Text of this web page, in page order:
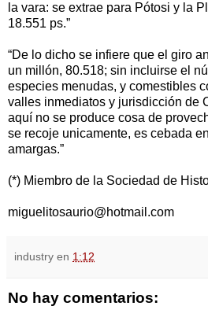
la vara: se extrae para Pótosi y la
18.551 ps.”
“De lo dicho se infiere que el giro
un millón, 80.518; sin incluirse el
especies menudas, y comestibles
valles inmediatos y jurisdicción de
aquí no se produce cosa de
se recoje unicamente, es cebada
amargas.”
(*) Miembro de la Sociedad de
miguelitosaurio@hotmail.com
industry en 1:12
No hay comentarios: